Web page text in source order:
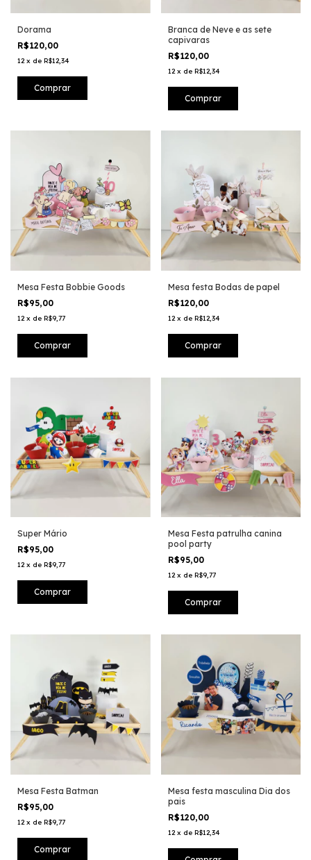
Dorama
R$120,00
12 x de R$12,34
Branca de Neve e as sete
capivaras
R$120,00
12 x de R$12,34
Mesa Festa Bobbie Goods
R$95,00
12 x de R$9,77
Mesa festa Bodas de papel
R$120,00
12 x de R$12,34
Super Mário
R$95,00
12 x de R$9,77
Mesa Festa patrulha canina
pool party
R$95,00
12 x de R$9,77
Mesa Festa Batman
R$95,00
12 x de R$9,77
Mesa festa masculina Dia dos
pais
R$120,00
12 x de R$12,34